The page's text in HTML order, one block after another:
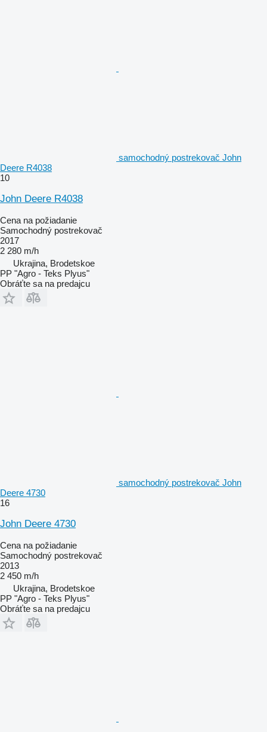
samochodný postrekovač John
Deere R4038
10
John Deere R4038
Cena na požiadanie
Samochodný postrekovač
2017
2 280 m/h
Ukrajina, Brodetskoe
PP "Agro - Teks Plyus"
Obráťte sa na predajcu
samochodný postrekovač John
Deere 4730
16
John Deere 4730
Cena na požiadanie
Samochodný postrekovač
2013
2 450 m/h
Ukrajina, Brodetskoe
PP "Agro - Teks Plyus"
Obráťte sa na predajcu